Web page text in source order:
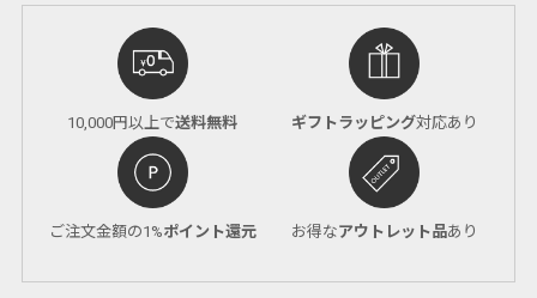
10,000円以上で送料無料 ギフトラッピング対応あり
ご注文金額の1%ポイント還元 お得なアウトレット品あり